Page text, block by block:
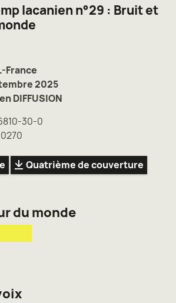
lacanien n°29 : Bruit et
France
2025
DIFFUSION
30-0
Quatrième de couverture
du monde